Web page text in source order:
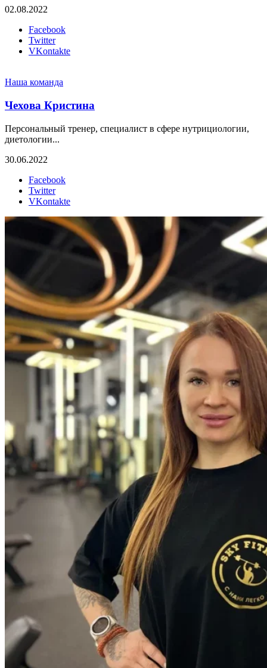
02.08.2022
Facebook
Twitter
VKontakte
Наша команда
Чехова Кристина
Персональный тренер, специалист в сфере нутрициологии,
диетологии...
30.06.2022
Facebook
Twitter
VKontakte